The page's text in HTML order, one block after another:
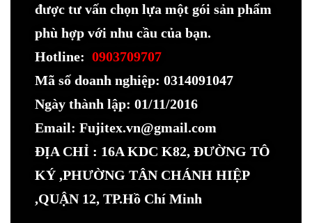
được tư vấn chọn lựa một gói sản phẩm
phù hợp với nhu cầu của bạn.
Hotline: 0903709707
Mã số doanh nghiệp: 0314091047
Ngày thành lập: 01/11/2016
Email: Fujitex.vn@gmail.com
ĐỊA CHỈ : 16A KDC K82, ĐƯỜNG TÔ
KÝ ,PHƯỜNG TÂN CHÁNH HIỆP
,QUẬN 12, TP.Hồ Chí Minh